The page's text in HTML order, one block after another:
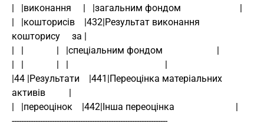
|   |виконання     |   |загальним фондом                         |
|   |кошторисів    |432|Результат виконання
кошторису     за |
|   |              |   |спеціальним фондом                       |
|   |              |   |                                         |
|44 |Результати    |441|Переоцінка матеріальних
активів          |
|   |переоцінок    |442|Інша переоцінка                          |
------------------------------------------------------------------